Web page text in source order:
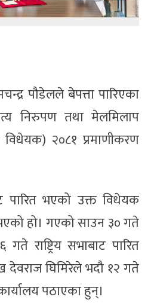
पौडेलले बेपत्ता पारिएका
निरुपण तथा मेलमिलाप
२०८१ प्रमाणीकरण
भएको उक्त विधेयक
हो। गएको साउन ३० गते
राष्ट्रिय सभाबाट पारित
घिमिरेले भदौ १२ गते
पठाएका हुन्।